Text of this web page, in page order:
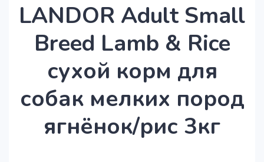
LANDOR Adult Small
Breed Lamb & Rice
сухой корм для
собак мелких пород
ягнёнок/рис 3кг